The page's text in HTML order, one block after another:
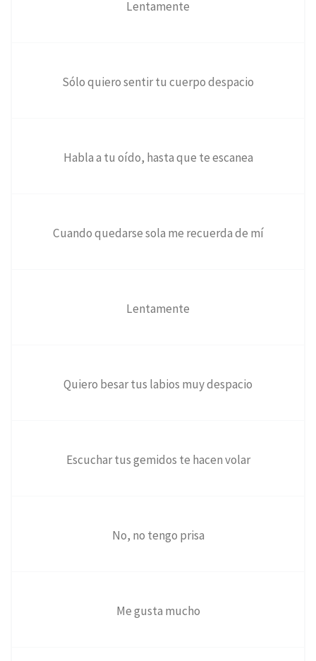
Lentamente
Sólo quiero sentir tu cuerpo despacio
Habla a tu oído, hasta que te escanea
Cuando quedarse sola me recuerda de mí
Lentamente
Quiero besar tus labios muy despacio
Escuchar tus gemidos te hacen volar
No, no tengo prisa
Me gusta mucho